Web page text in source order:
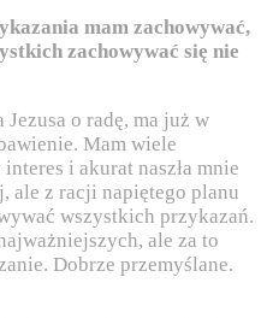
mam zachowywać,
zachowywać się nie
o radę, ma już w
Mam wiele
i akurat naszła mnie
ale z racji napiętego planu
wszystkich przykazań.
ale za to
Dobrze przemyślane.